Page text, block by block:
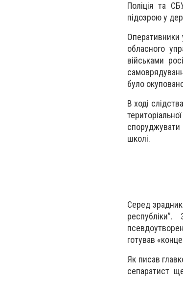
Поліція та
підозрою у
Оперативники
обласного
військами
було
В ході
споруджувати
школі.
Серед
готував
Як писав
сепаратист